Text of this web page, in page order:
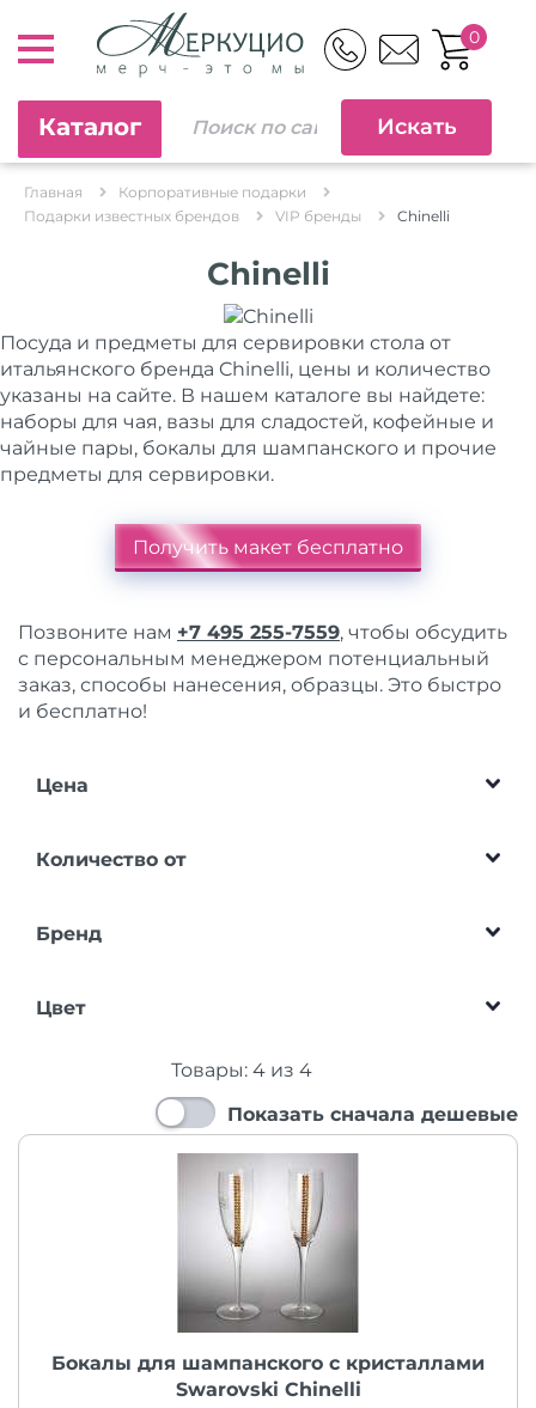
0
Каталог
Главная
Корпоративные подарки
Подарки известных брендов
VIP бренды Chinelli
Chinelli
Посуда и предметы для сервировки стола от
итальянского бренда Chinelli, цены и количество
указаны на сайте. В нашем каталоге вы найдете:
наборы для чая, вазы для сладостей, кофейные и
чайные пары, бокалы для шампанского и прочие
предметы для сервировки.
Получить макет бесплатно
Позвоните нам +7 495 255-7559, чтобы обсудить
с персональным менеджером потенциальный
заказ, способы нанесения, образцы. Это быстро
и бесплатно!
Цена
Количество от
Бренд
Цвет
Товары: 4из 4
Показать сначала дешевые
Бокалы для шампанского с кристаллами
Swarovski Chinelli